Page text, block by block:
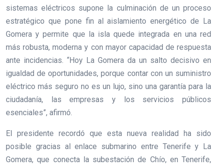
sistemas eléctricos supone la culminación de un proceso
estratégico que pone fin al aislamiento energético de La
Gomera y permite que la isla quede integrada en una red
más robusta, moderna y con mayor capacidad de respuesta
ante incidencias. “Hoy La Gomera da un salto decisivo en
igualdad de oportunidades, porque contar con un suministro
eléctrico más seguro no es un lujo, sino una garantía para la
ciudadanía, las empresas y los servicios públicos
esenciales”, afirmó.
El presidente recordó que esta nueva realidad ha sido
posible gracias al enlace submarino entre Tenerife y La
Gomera, que conecta la subestación de Chío, en Tenerife,